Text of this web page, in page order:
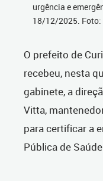
urgência e
18/12/2025. Foto:
O prefeito de
recebeu, nesta
gabinete, a
Vitta,
para certificar a
Pública de